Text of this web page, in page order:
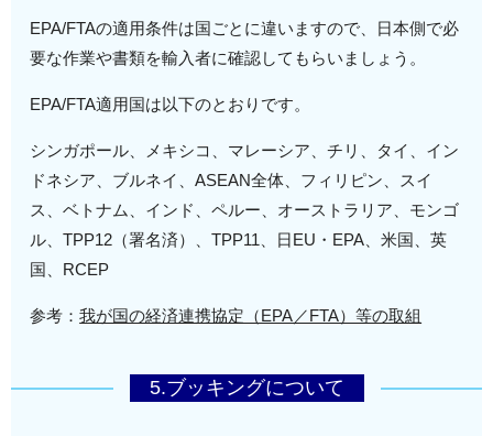
EPA/FTAの適用条件は国ごとに違いますので、日本側で必
要な作業や書類を輸入者に確認してもらいましょう。
EPA/FTA適用国は以下のとおりです。
シンガポール、メキシコ、マレーシア、チリ、タイ、イン
ドネシア、ブルネイ、ASEAN全体、フィリピン、スイ
ス、ベトナム、インド、ペルー、オーストラリア、モンゴ
ル、TPP12（署名済）、TPP11、日EU・EPA、米国、英
国、RCEP
参考：我が国の経済連携協定（EPA／FTA）等の取組
5.ブッキングについて